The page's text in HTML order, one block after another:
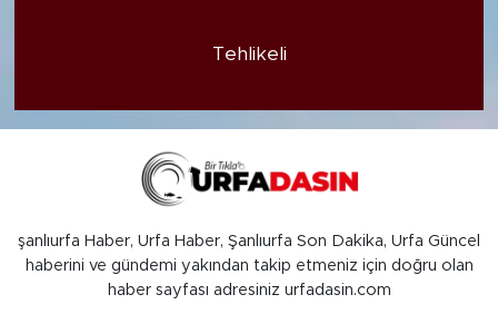
Tehlikeli
şanlıurfa Haber, Urfa Haber, Şanlıurfa Son Dakika, Urfa Güncel
haberini ve gündemi yakından takip etmeniz için doğru olan
haber sayfası adresiniz urfadasin.com